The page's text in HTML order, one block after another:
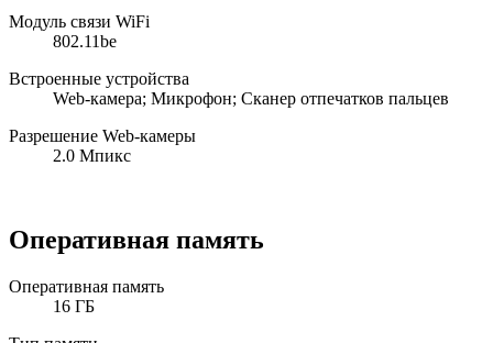
Модуль связи WiFi
802.11be
Встроенные устройства
Web-камера; Микрофон; Сканер отпечатков пальцев
Разрешение Web-камеры
2.0 Мпикс
Оперативная память
Оперативная память
16 ГБ